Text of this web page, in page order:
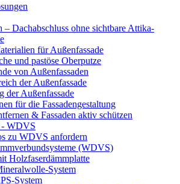
– Dachabschluss ohne sichtbare Attika-
für Außenfassade
und pastöse Oberputze
von Außenfassaden
der Außenfassade
der Außenfassade
für die Fassadengestaltung
& Fassaden aktiv schützen
WDVS
zu WDVS anfordern
(WDVS)
Holzfaserdämmplatte
System
System